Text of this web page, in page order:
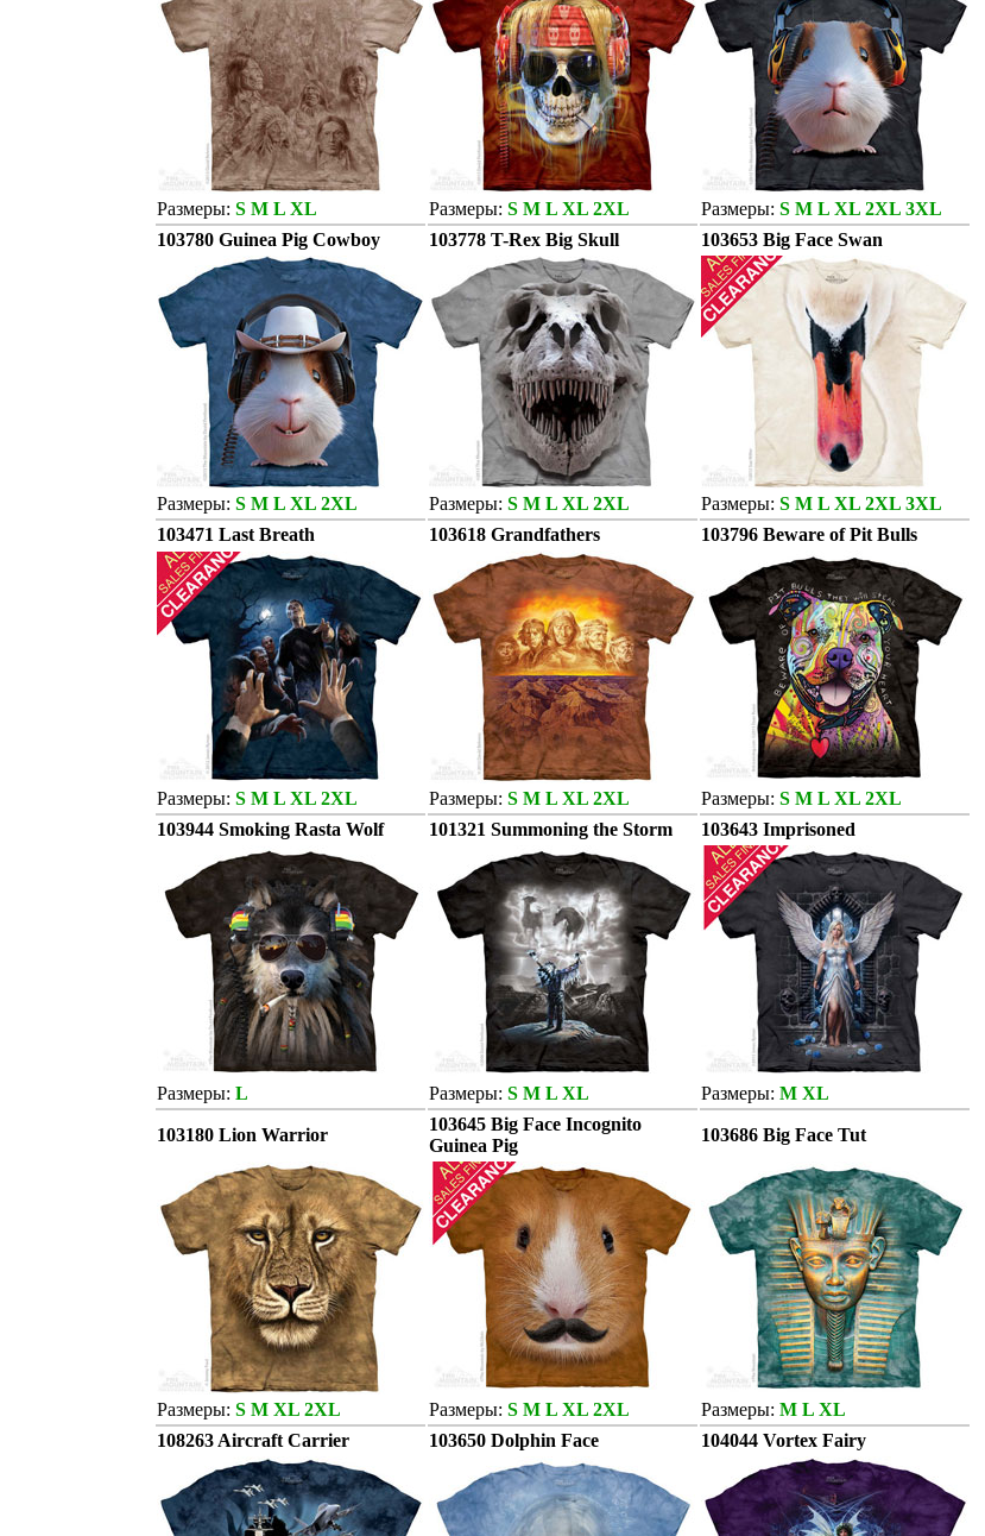
Размеры: S M L XL Размеры: S M L XL 2XL Размеры: S M L XL 2XL 3XL
103780 Guinea Pig Cowboy
103778 T-Rex Big Skull 103653 Big Face Swan
Размеры: S M L XL 2XL Размеры: S M L XL 2XL Размеры: S M L XL 2XL 3XL
103471 Last Breath
103618 Grandfathers 103796 Beware of Pit Bulls
Размеры: S M L XL 2XL Размеры: S M L XL 2XL Размеры: S M L XL 2XL
103944 Smoking Rasta Wolf
101321 Summoning the Storm 103643 Imprisoned
Размеры: L Размеры: S M L XL Размеры: M XL
103180 Lion Warrior
103645 Big Face Incognito
Guinea Pig
103686 Big Face Tut
Размеры: S M XL 2XL Размеры: S M L XL 2XL Размеры: M L XL
108263 Aircraft Carrier
103650 Dolphin Face 104044 Vortex Fairy